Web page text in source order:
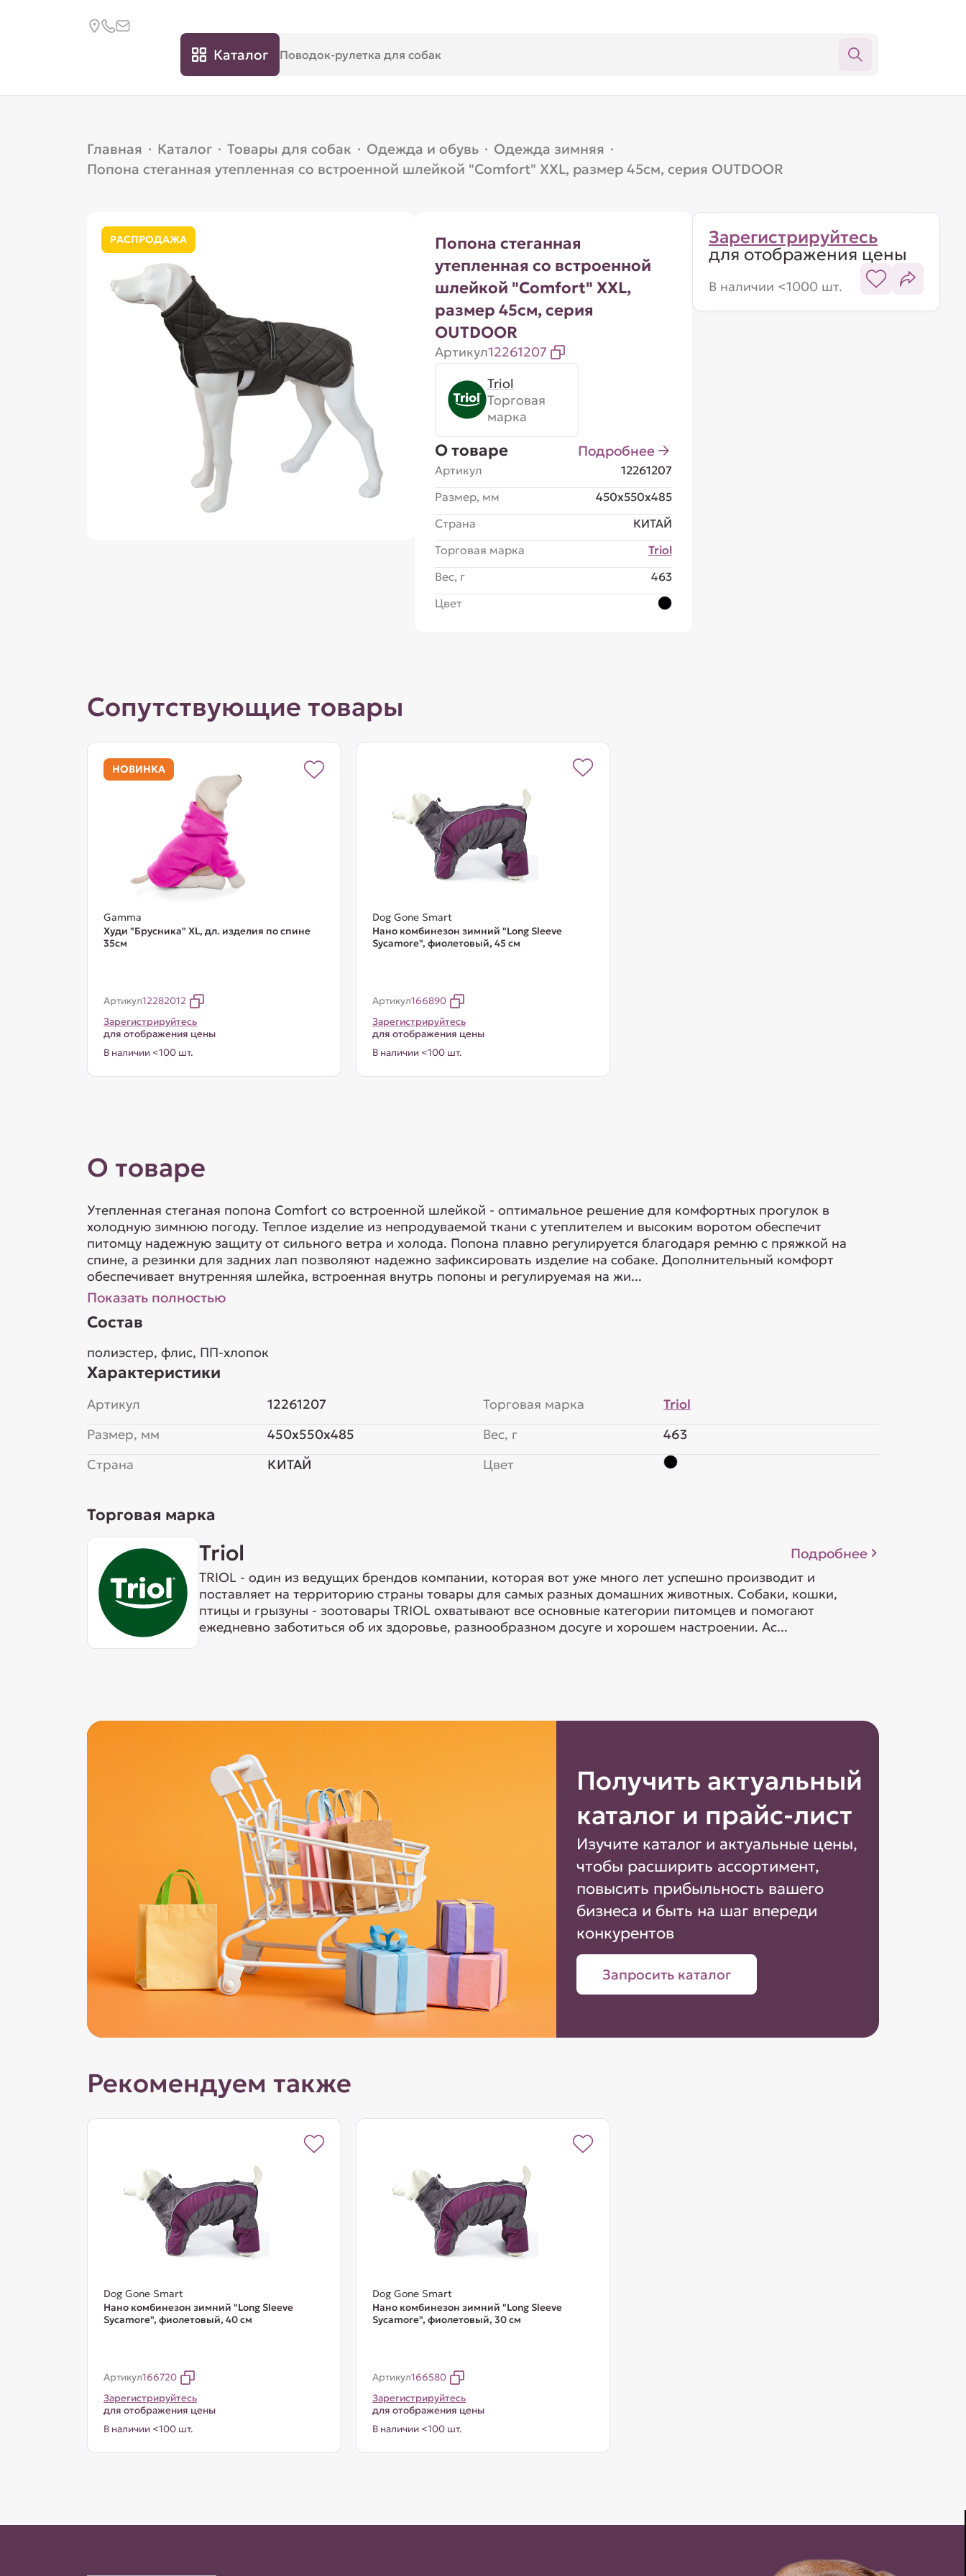
Каталог
Главная · Каталог · Товары для собак · Одежда и обувь · Одежда зимняя ·
Попона стеганная утепленная со встроенной шлейкой "Comfort" XXL, размер 45см, серия OUTDOOR
РАСПРОДАЖА
Попона стеганная
утепленная со встроенной
шлейкой "Comfort" XXL,
размер 45см, серия
OUTDOOR
Артикул12261207
Triol
Торговая
марка
О товаре Подробнее
Артикул
12261207
Размер, мм
450x550x485
Страна
КИТАЙ
Торговая марка
Triol
Вес, г
463
Цвет
Зарегистрируйтесь
для отображения цены
В наличии <1000 шт.
Сопутствующие товары
НОВИНКА
Gamma
Худи "Брусника" XL, дл. изделия по спине
35см
Артикул12282012
Зарегистрируйтесь
для отображения цены
В наличии <100 шт.
Dog Gone Smart
Нано комбинезон зимний "Long Sleeve
Sycamore", фиолетовый, 45 см
Артикул166890
Зарегистрируйтесь
для отображения цены
В наличии <100 шт.
О товаре
Утепленная стеганая попона Comfort со встроенной шлейкой - оптимальное решение для комфортных прогулок в
холодную зимнюю погоду. Теплое изделие из непродуваемой ткани с утеплителем и высоким воротом обеспечит
питомцу надежную защиту от сильного ветра и холода. Попона плавно регулируется благодаря ремню с пряжкой на
спине, а резинки для задних лап позволяют надежно зафиксировать изделие на собаке. Дополнительный комфорт
обеспечивает внутренняя шлейка, встроенная внутрь попоны и регулируемая на жи...
Показать полностью
Состав
полиэстер, флис, ПП-хлопок
Характеристики
Артикул
12261207
Размер, мм
450x550x485
Страна
КИТАЙ
Торговая марка
Triol
Вес, г
463
Цвет
Торговая марка
Triol Подробнее
TRIOL - один из ведущих брендов компании, которая вот уже много лет успешно производит и
поставляет на территорию страны товары для самых разных домашних животных. Собаки, кошки,
птицы и грызуны - зоотовары TRIOL охватывают все основные категории питомцев и помогают
ежедневно заботиться об их здоровье, разнообразном досуге и хорошем настроении. Ас...
Получить актуальный
каталог и прайс-лист
Изучите каталог и актуальные цены,
чтобы расширить ассортимент,
повысить прибыльность вашего
бизнеса и быть на шаг впереди
конкурентов
Запросить каталог
Рекомендуем также
Dog Gone Smart
Нано комбинезон зимний "Long Sleeve
Sycamore", фиолетовый, 40 см
Артикул166720
Зарегистрируйтесь
для отображения цены
В наличии <100 шт.
Dog Gone Smart
Нано комбинезон зимний "Long Sleeve
Sycamore", фиолетовый, 30 см
Артикул166580
Зарегистрируйтесь
для отображения цены
В наличии <100 шт.